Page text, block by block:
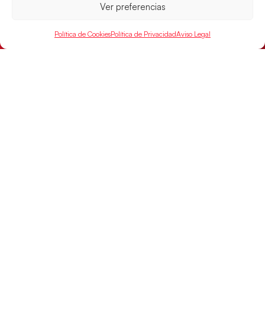
Ver preferencias
Política de CookiesPolítica de PrivacidadAviso Legal
parcial de 7:1 que les ha dado el pase a semifinales